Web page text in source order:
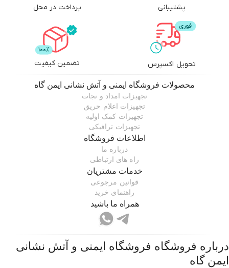
پشتیبانی پرداخت در محل
تحویل اکسپرس تضمین کیفیت
محصولات فروشگاه ایمنی و آتش نشانی ایمن گاه
تجهیزات امداد و نجات
تجهیزات اعلام حریق
تجهیزات کمک اولیه
تجهیزات ترافیکی
اطلاعات فروشگاه
درباره ما
راه های ارتباطی
خدمات مشتریان
قوانین مرجوعی
راهنمای خرید
همراه ما باشید
درباره فروشگاه فروشگاه ایمنی و آتش نشانی
ایمن گاه